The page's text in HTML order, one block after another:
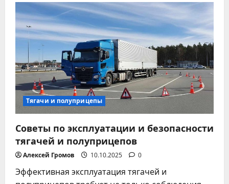
манипулятора
для
погрузки
и
транспортировки
Тягачи и полуприцепы
Советы по эксплуатации и безопасности
тягачей и полуприцепов
Алексей Громов 10.10.2025 0
Эффективная эксплуатация тягачей и